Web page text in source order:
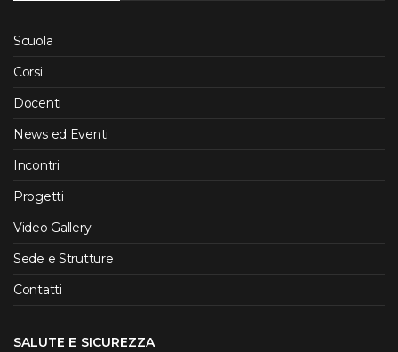
Scuola
Corsi
Docenti
News ed Eventi
Incontri
Progetti
Video Gallery
Sede e Strutture
Contatti
SALUTE E SICUREZZA